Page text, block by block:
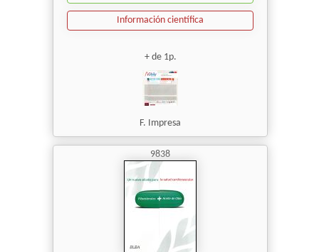
Información científica
+ de 1p.
F. Impresa
9838